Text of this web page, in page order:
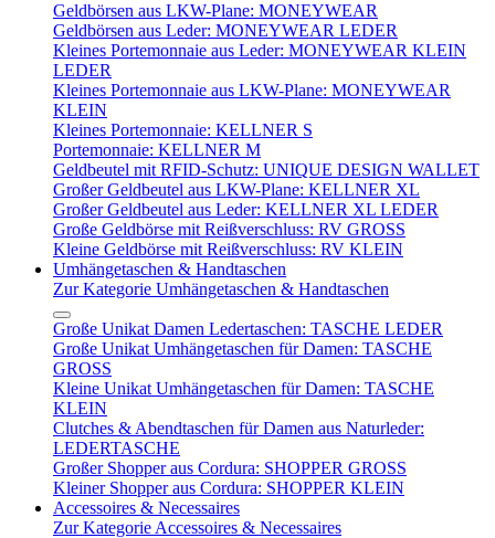
Geldbörsen aus LKW-Plane: MONEYWEAR
Geldbörsen aus Leder: MONEYWEAR LEDER
Kleines Portemonnaie aus Leder: MONEYWEAR KLEIN
LEDER
Kleines Portemonnaie aus LKW-Plane: MONEYWEAR
KLEIN
Kleines Portemonnaie: KELLNER S
Portemonnaie: KELLNER M
Geldbeutel mit RFID-Schutz: UNIQUE DESIGN WALLET
Großer Geldbeutel aus LKW-Plane: KELLNER XL
Großer Geldbeutel aus Leder: KELLNER XL LEDER
Große Geldbörse mit Reißverschluss: RV GROSS
Kleine Geldbörse mit Reißverschluss: RV KLEIN
Umhängetaschen & Handtaschen
Zur Kategorie Umhängetaschen & Handtaschen
Große Unikat Damen Ledertaschen: TASCHE LEDER
Große Unikat Umhängetaschen für Damen: TASCHE
GROSS
Kleine Unikat Umhängetaschen für Damen: TASCHE
KLEIN
Clutches & Abendtaschen für Damen aus Naturleder:
LEDERTASCHE
Großer Shopper aus Cordura: SHOPPER GROSS
Kleiner Shopper aus Cordura: SHOPPER KLEIN
Accessoires & Necessaires
Zur Kategorie Accessoires & Necessaires